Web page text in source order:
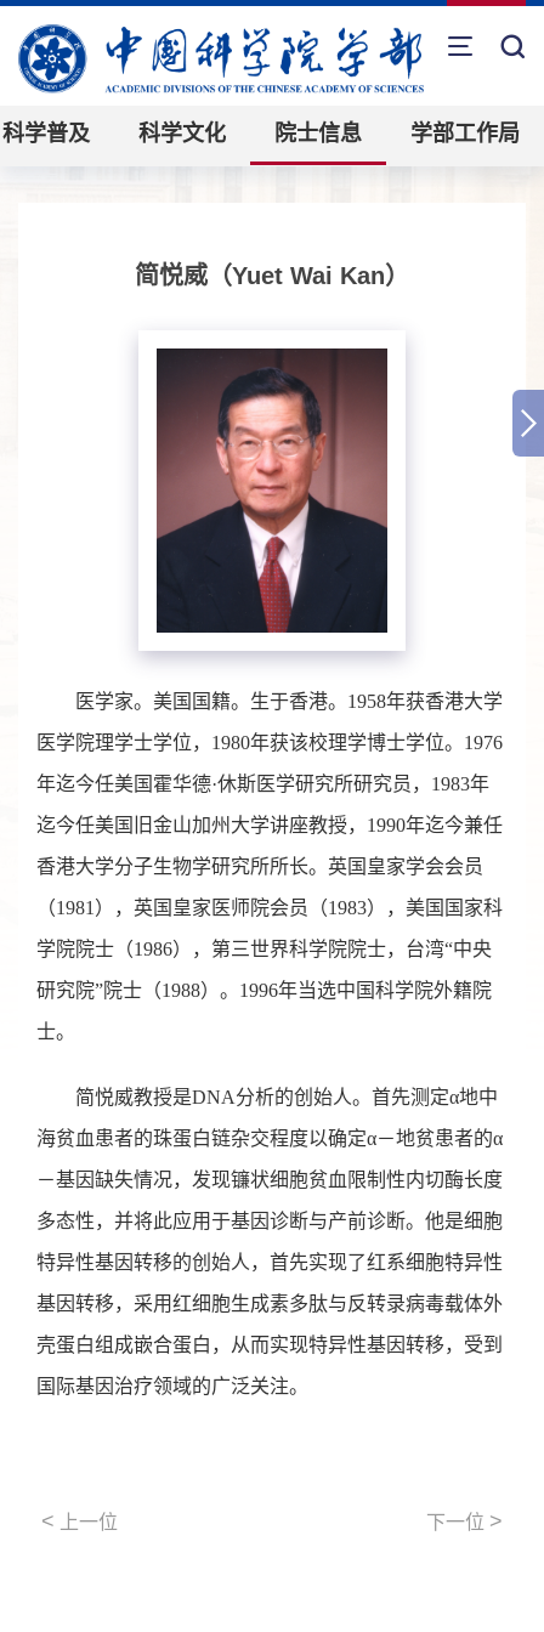
科学普及 科学文化 院士信息 学部工作局
简悦威（Yuet Wai Kan）
医学家。美国国籍。生于香港。1958年获香港大学
医学院理学士学位，1980年获该校理学博士学位。1976
年迄今任美国霍华德·休斯医学研究所研究员，1983年
迄今任美国旧金山加州大学讲座教授，1990年迄今兼任
香港大学分子生物学研究所所长。英国皇家学会会员
（1981），英国皇家医师院会员（1983），美国国家科
学院院士（1986），第三世界科学院院士，台湾“中央
研究院”院士（1988）。1996年当选中国科学院外籍院
士。
简悦威教授是DNA分析的创始人。首先测定α地中
海贫血患者的珠蛋白链杂交程度以确定α－地贫患者的α
－基因缺失情况，发现镰状细胞贫血限制性内切酶长度
多态性，并将此应用于基因诊断与产前诊断。他是细胞
特异性基因转移的创始人，首先实现了红系细胞特异性
基因转移，采用红细胞生成素多肽与反转录病毒载体外
壳蛋白组成嵌合蛋白，从而实现特异性基因转移，受到
国际基因治疗领域的广泛关注。
< 上一位 下一位 >